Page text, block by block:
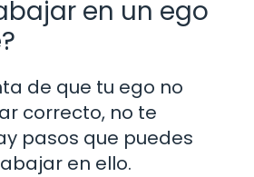
en un ego
de que tu ego no
correcto, no te
pasos que puedes
en ello.